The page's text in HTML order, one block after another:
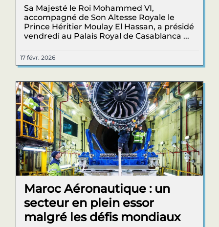
Sa Majesté le Roi Mohammed VI,
accompagné de Son Altesse Royale le
Prince Héritier Moulay El Hassan, a présidé
vendredi au Palais Royal de Casablanca ...
17 févr. 2026
Maroc Aéronautique : un
secteur en plein essor
malgré les défis mondiaux